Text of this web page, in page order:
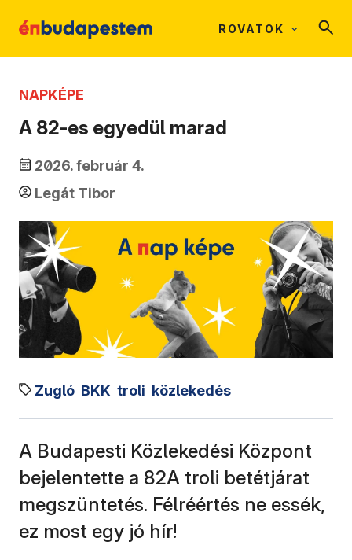
ROVATOK
NAPKÉPE
A 82-es egyedül marad
2026. február 4.
Legát Tibor
Zugló BKK troli közlekedés
A Budapesti Közlekedési Központ
bejelentette a 82A troli betétjárat
megszüntetés. Félréértés ne essék,
ez most egy jó hír!